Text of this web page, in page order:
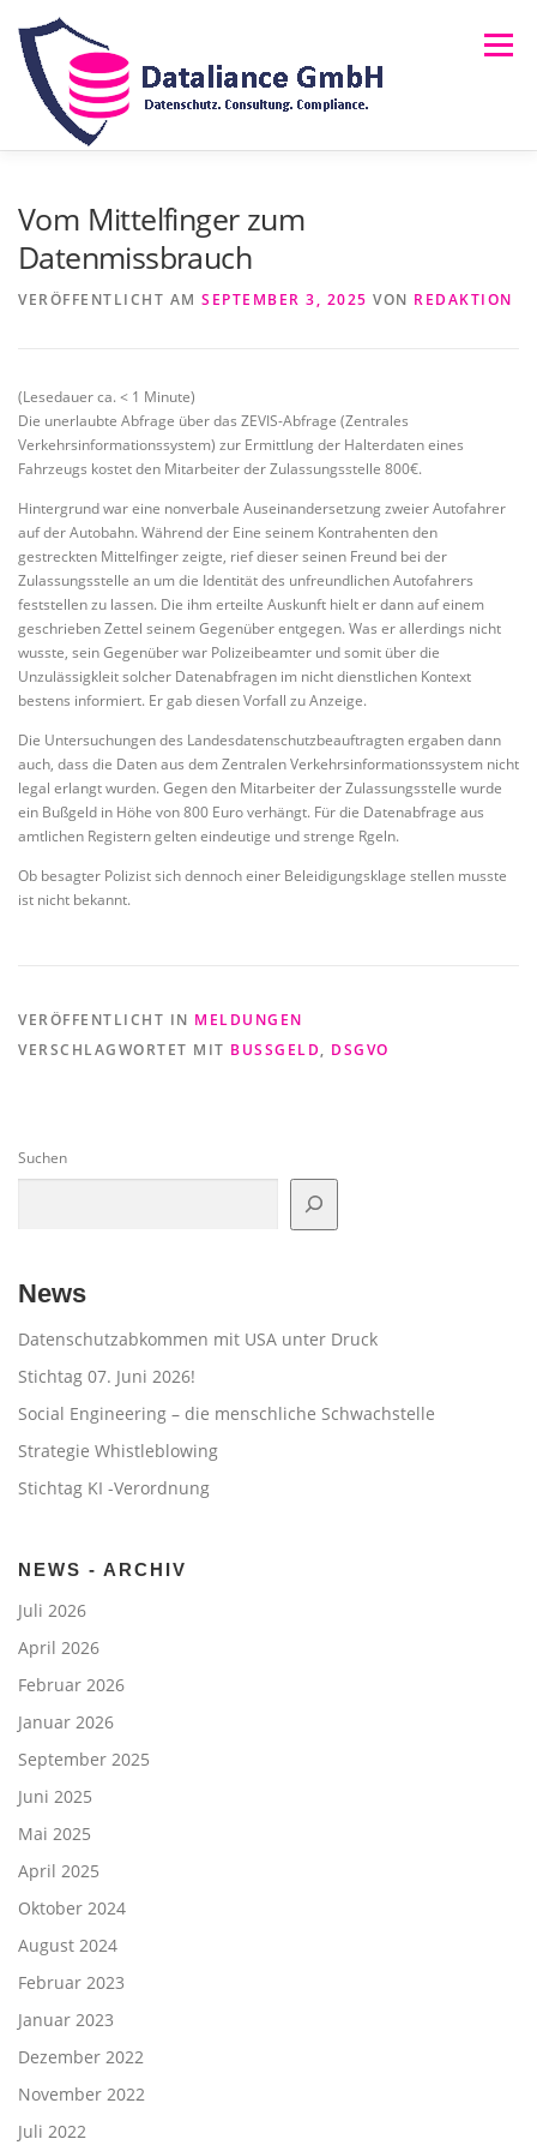
Inhalt
springen
Menü
Vom Mittelfinger zum
Datenmissbrauch
VERÖFFENTLICHT AM SEPTEMBER 3, 2025 VON REDAKTION
(Lesedauer ca. < 1 Minute)
Die unerlaubte Abfrage über das ZEVIS-Abfrage (Zentrales
Verkehrsinformationssystem) zur Ermittlung der Halterdaten eines
Fahrzeugs kostet den Mitarbeiter der Zulassungsstelle 800€.
Hintergrund war eine nonverbale Auseinandersetzung zweier Autofahrer
auf der Autobahn. Während der Eine seinem Kontrahenten den
gestreckten Mittelfinger zeigte, rief dieser seinen Freund bei der
Zulassungsstelle an um die Identität des unfreundlichen Autofahrers
feststellen zu lassen. Die ihm erteilte Auskunft hielt er dann auf einem
geschrieben Zettel seinem Gegenüber entgegen. Was er allerdings nicht
wusste, sein Gegenüber war Polizeibeamter und somit über die
Unzulässigkleit solcher Datenabfragen im nicht dienstlichen Kontext
bestens informiert. Er gab diesen Vorfall zu Anzeige.
Die Untersuchungen des Landesdatenschutzbeauftragten ergaben dann
auch, dass die Daten aus dem Zentralen Verkehrsinformationssystem nicht
legal erlangt wurden. Gegen den Mitarbeiter der Zulassungsstelle wurde
ein Bußgeld in Höhe von 800 Euro verhängt. Für die Datenabfrage aus
amtlichen Registern gelten eindeutige und strenge Rgeln.
Ob besagter Polizist sich dennoch einer Beleidigungsklage stellen musste
ist nicht bekannt.
VERÖFFENTLICHT IN MELDUNGEN
VERSCHLAGWORTET MIT BUSSGELD , DSGVO
Suchen
News
Datenschutzabkommen mit USA unter Druck
Stichtag 07. Juni 2026!
Social Engineering – die menschliche Schwachstelle
Strategie Whistleblowing
Stichtag KI -Verordnung
NEWS - ARCHIV
Juli 2026
April 2026
Februar 2026
Januar 2026
September 2025
Juni 2025
Mai 2025
April 2025
Oktober 2024
August 2024
Februar 2023
Januar 2023
Dezember 2022
November 2022
Juli 2022